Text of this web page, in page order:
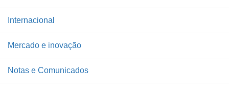
Internacional
Mercado e inovação
Notas e Comunicados